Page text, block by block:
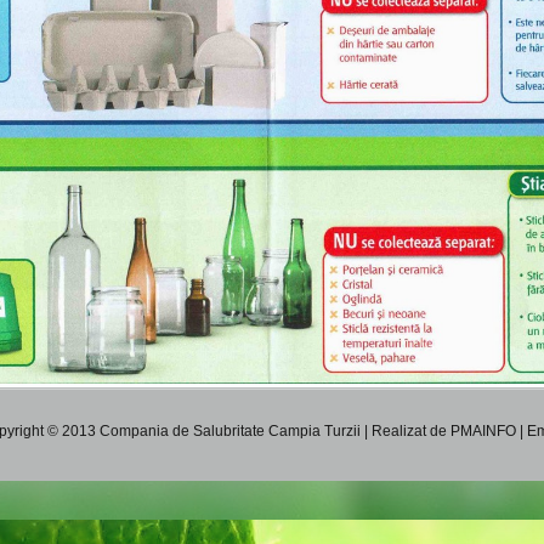
© 2013 Compania de Salubritate Campia Turzii | Realizat de PMAINFO